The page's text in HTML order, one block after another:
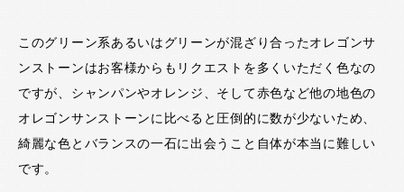
このグリーン系あるいはグリーンが混ざり合ったオレゴンサ
ンストーンはお客様からもリクエストを多くいただく色なの
ですが、シャンパンやオレンジ、そして赤色など他の地色の
オレゴンサンストーンに比べると圧倒的に数が少ないため、
綺麗な色とバランスの一石に出会うこと自体が本当に難しい
です。